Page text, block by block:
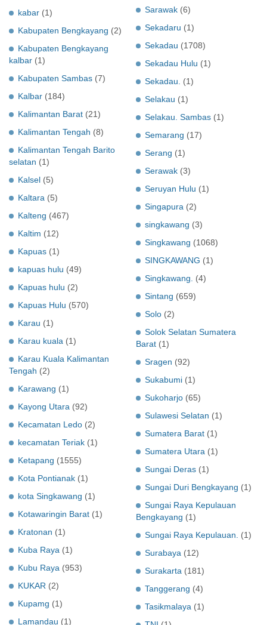
kabar (1)
Kabupaten Bengkayang (2)
Kabupaten Bengkayang
kalbar (1)
Kabupaten Sambas (7)
Kalbar (184)
Kalimantan Barat (21)
Kalimantan Tengah (8)
Kalimantan Tengah Barito
selatan (1)
Kalsel (5)
Kaltara (5)
Kalteng (467)
Kaltim (12)
Kapuas (1)
kapuas hulu (49)
Kapuas hulu (2)
Kapuas Hulu (570)
Karau (1)
Karau kuala (1)
Karau Kuala Kalimantan
Tengah (2)
Karawang (1)
Kayong Utara (92)
Kecamatan Ledo (2)
kecamatan Teriak (1)
Ketapang (1555)
Kota Pontianak (1)
kota Singkawang (1)
Kotawaringin Barat (1)
Kratonan (1)
Kuba Raya (1)
Kubu Raya (953)
KUKAR (2)
Kupamg (1)
Lamandau (1)
Sarawak (6)
Sekadaru (1)
Sekadau (1708)
Sekadau Hulu (1)
Sekadau.
(1)
Selakau (1)
Selakau. Sambas (1)
Semarang (17)
Serang (1)
Serawak (3)
Seruyan Hulu (1)
Singapura (2)
singkawang (3)
Singkawang (1068)
SINGKAWANG (1)
Singkawang.
(4)
Sintang (659)
Solo (2)
Solok Selatan Sumatera
Barat (1)
Sragen (92)
Sukabumi (1)
Sukoharjo (65)
Sulawesi Selatan (1)
Sumatera Barat (1)
Sumatera Utara (1)
Sungai Deras (1)
Sungai Duri Bengkayang (1)
Sungai Raya Kepulauan
Bengkayang (1)
Sungai Raya Kepulauan.
(1)
Surabaya (12)
Surakarta (181)
Tanggerang (4)
Tasikmalaya (1)